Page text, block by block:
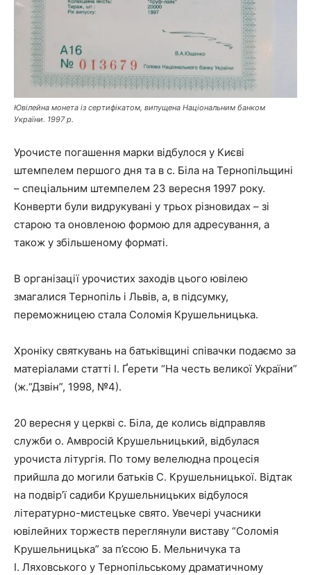
Ювілейна монета із сертифікатом, випущена Національним банком
України. 1997 р.
Урочисте погашення марки відбулося у Києві
штемпелем першого дня та в с. Біла на Тернопільщині
– спеціальним штемпелем 23 вересня 1997 року.
Конверти були видрукувані у трьох різновидах – зі
старою та оновленою формою для адресування, а
також у збільшеному форматі.
В організації урочистих заходів цього ювілею
змагалися Тернопіль і Львів, а, в підсумку,
переможницею стала Соломія Крушельницька.
Хроніку святкувань на батьківщині співачки подаємо за
матеріалами статті І. Ґерети “На честь великої України”
(ж.“Дзвін”, 1998, №4).
20 вересня у церкві с. Біла, де колись відправляв
служби о. Амвросій Крушельницький, відбулася
урочиста літургія. По тому велелюдна процесія
прийшла до могили батьків С. Крушельницької. Відтак
на подвір’ї садиби Крушельницьких відбулося
літературно-мистецьке свято. Увечері учасники
ювілейних торжеств переглянули виставу “Соломія
Крушельницька” за п’єсою Б. Мельничука та
І. Ляховського у Тернопільському драматичному